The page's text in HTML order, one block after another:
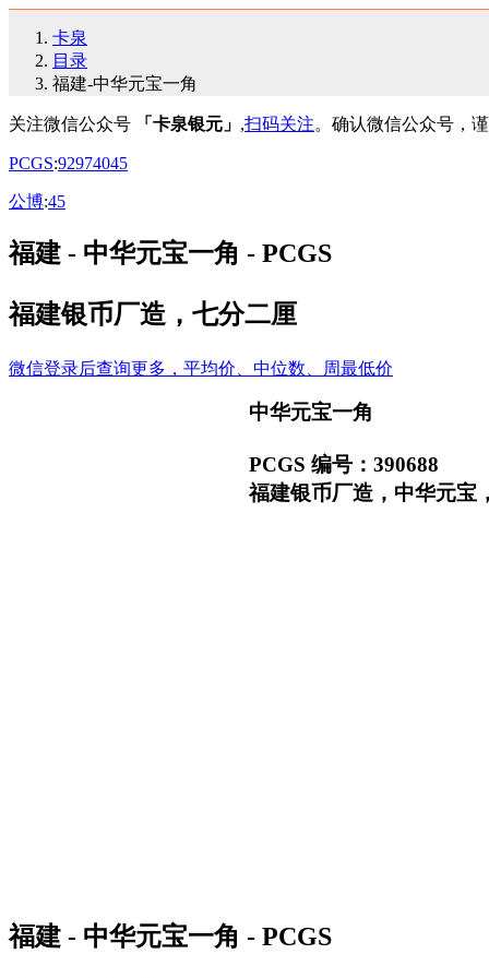
卡泉
目录
福建-中华元宝一角
关注微信公众号 「卡泉银元」 ,扫码关注。确认微信公众号，
PCGS:92974045
公博:45
福建 - 中华元宝一角 - PCGS
福建银币厂造，七分二厘
微信登录后查询更多，平均价、中位数、周最低价
中华元宝一角
PCGS 编号：390688
福建银币厂造，中华元宝
福建 - 中华元宝一角 - PCGS